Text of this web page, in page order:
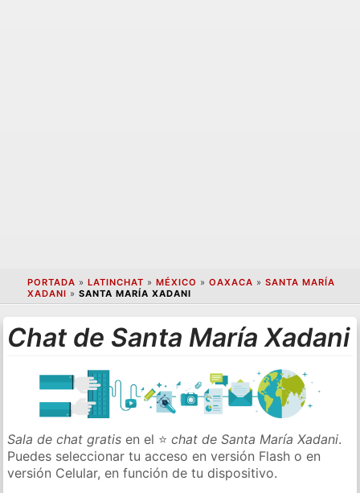
PORTADA » LATINCHAT » MÉXICO » OAXACA » SANTA MARÍA
XADANI » SANTA MARÍA XADANI
Chat de Santa María Xadani
Sala de chat gratis en el ⭐chat de Santa María Xadani.
Puedes seleccionar tu acceso en versión Flash o en
versión Celular, en función de tu dispositivo.